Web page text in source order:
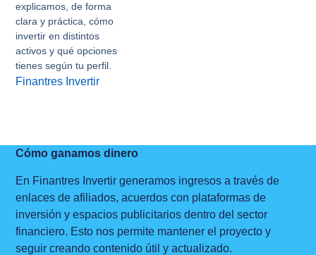
explicamos, de forma
clara y práctica, cómo
invertir en distintos
activos y qué opciones
tienes según tu perfil.
Finantres Invertir
Cómo ganamos dinero
En Finantres Invertir generamos ingresos a través de
enlaces de afiliados, acuerdos con plataformas de
inversión y espacios publicitarios dentro del sector
financiero. Esto nos permite mantener el proyecto y
seguir creando contenido útil y actualizado.